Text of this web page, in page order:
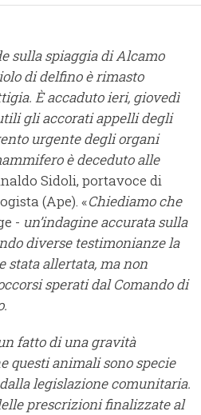
sulla spiaggia di Alcamo
di delfino è rimasto
È accaduto ieri, giovedì
gli accorati appelli degli
urgente degli organi
è deceduto alle
Sidoli, portavoce di
(Ape). «Chiediamo che
- un’indagine accurata sulla
diverse testimonianze la
stata allertata, ma non
sperati dal Comando di
fatto di una gravità
questi animali sono specie
legislazione comunitaria.
prescrizioni finalizzate al